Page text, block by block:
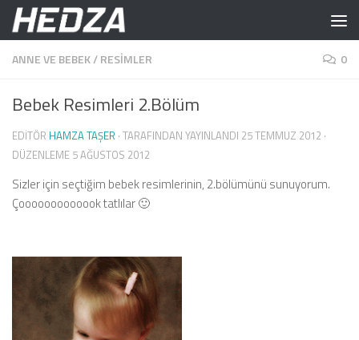
Skip to content
ANNE VE BEBEK/RESIMLER 0
Bebek Resimleri 2.Bölüm
EDITÖR HAMZA TAŞER · TARAFINDAN YAYINLANDI 25 TEMMUZ 2012 ·
DÜZENLEME 5 AĞUSTOS 2012
Sizler için seçtiğim bebek resimlerinin, 2.bölümünü sunuyorum.
Çooooooooooook tatlılar 🙂